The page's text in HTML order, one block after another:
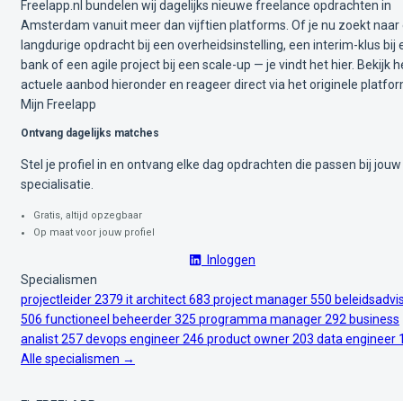
Freelapp.nl bundelen wij dagelijks nieuwe freelance opdrachten in
Amsterdam vanuit meer dan vijftien platforms. Of je nu zoekt naar
langdurige opdracht bij een overheidsinstelling, een interim-klus bij
bank of een agile project bij een scale-up — je vindt het hier. Bekijk
actuele aanbod hieronder en reageer direct via het originele
Mijn Freelapp
Ontvang dagelijks matches
Stel je profiel in en ontvang elke dag opdrachten die passen bij jouw
specialisatie.
Gratis, altijd opzegbaar
Op maat voor jouw profiel
Inloggen
Specialismen
projectleider2379 it architect683 project manager550
506 functioneel beheerder325 programma manager292 business
analist257devops engineer246 product owner203 data engineer
Alle specialismen →